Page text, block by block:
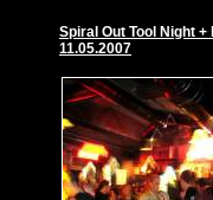
Spiral Out Tool Night
11.05.2007